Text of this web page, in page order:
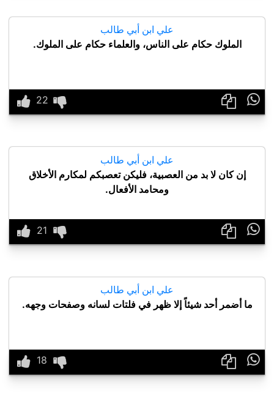
علي ابن أبي طالب
الملوك حكام على الناس، والعلماء حكام على الملوك.

علي ابن أبي طالب
إن كان لا بد من العصبية، فليكن تعصبكم لمكارم الأخلاق
ومحامد الأفعال.

علي ابن أبي طالب
ما أضمر أحد شيئاً إلا ظهر في فلتات لسانه وصفحات وجهه.
